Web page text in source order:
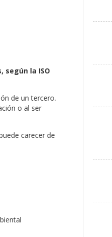
según la ISO
de un tercero.
o al ser
carecer de